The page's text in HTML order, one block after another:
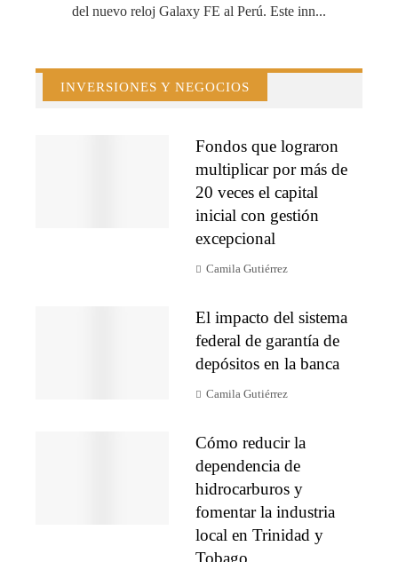
del nuevo reloj Galaxy FE al Perú. Este inn...
INVERSIONES Y NEGOCIOS
Fondos que lograron
multiplicar por más de
20 veces el capital
inicial con gestión
excepcional
Camila Gutiérrez
El impacto del sistema
federal de garantía de
depósitos en la banca
Camila Gutiérrez
Cómo reducir la
dependencia de
hidrocarburos y
fomentar la industria
local en Trinidad y
Tobago